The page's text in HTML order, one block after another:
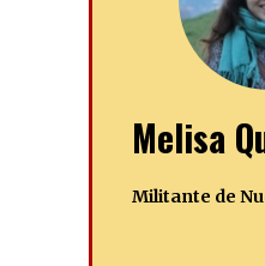
Melisa
Militante de